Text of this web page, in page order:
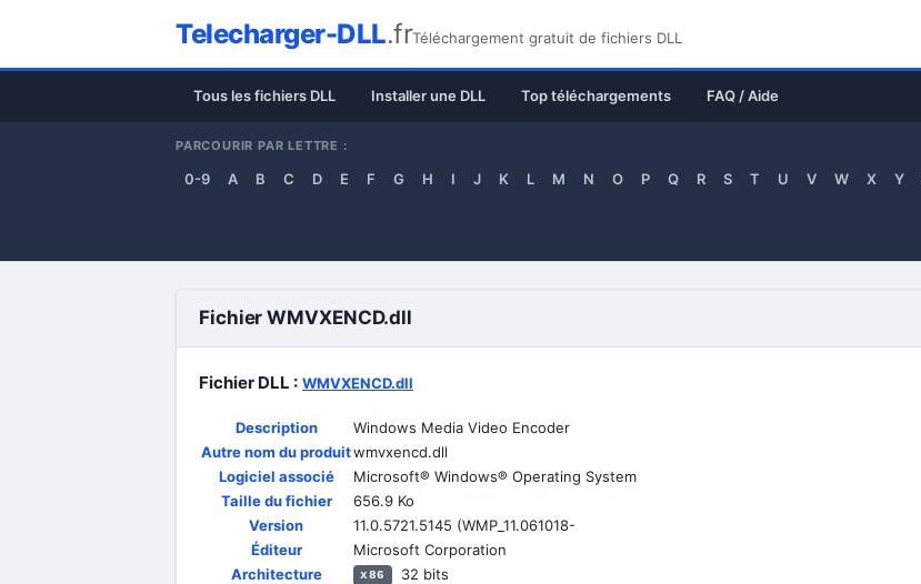
Telecharger-DLL.frTéléchargement gratuit de fichiers DLL
Tous les fichiers DLL Installer une DLL Top téléchargements FAQ / Aide
PARCOURIR PAR LETTRE :
0-9 A B C D E F G H I J K L M N O P Q R S T U V W X Y
Fichier WMVXENCD.dll
Fichier DLL : WMVXENCD.dll
Description
Windows Media Video Encoder
Autre nom du produitwmvxencd.dll
Logiciel associé
Microsoft® Windows® Operating System
Taille du fichier
656.9 Ko
Version
11.0.5721.5145 (WMP_11.061018-
Éditeur
Microsoft Corporation
Architecture
x86 32 bits